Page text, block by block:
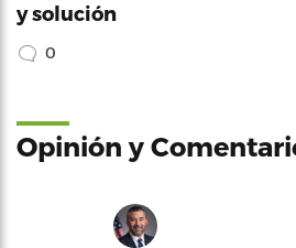
y solución
0
Opinión y